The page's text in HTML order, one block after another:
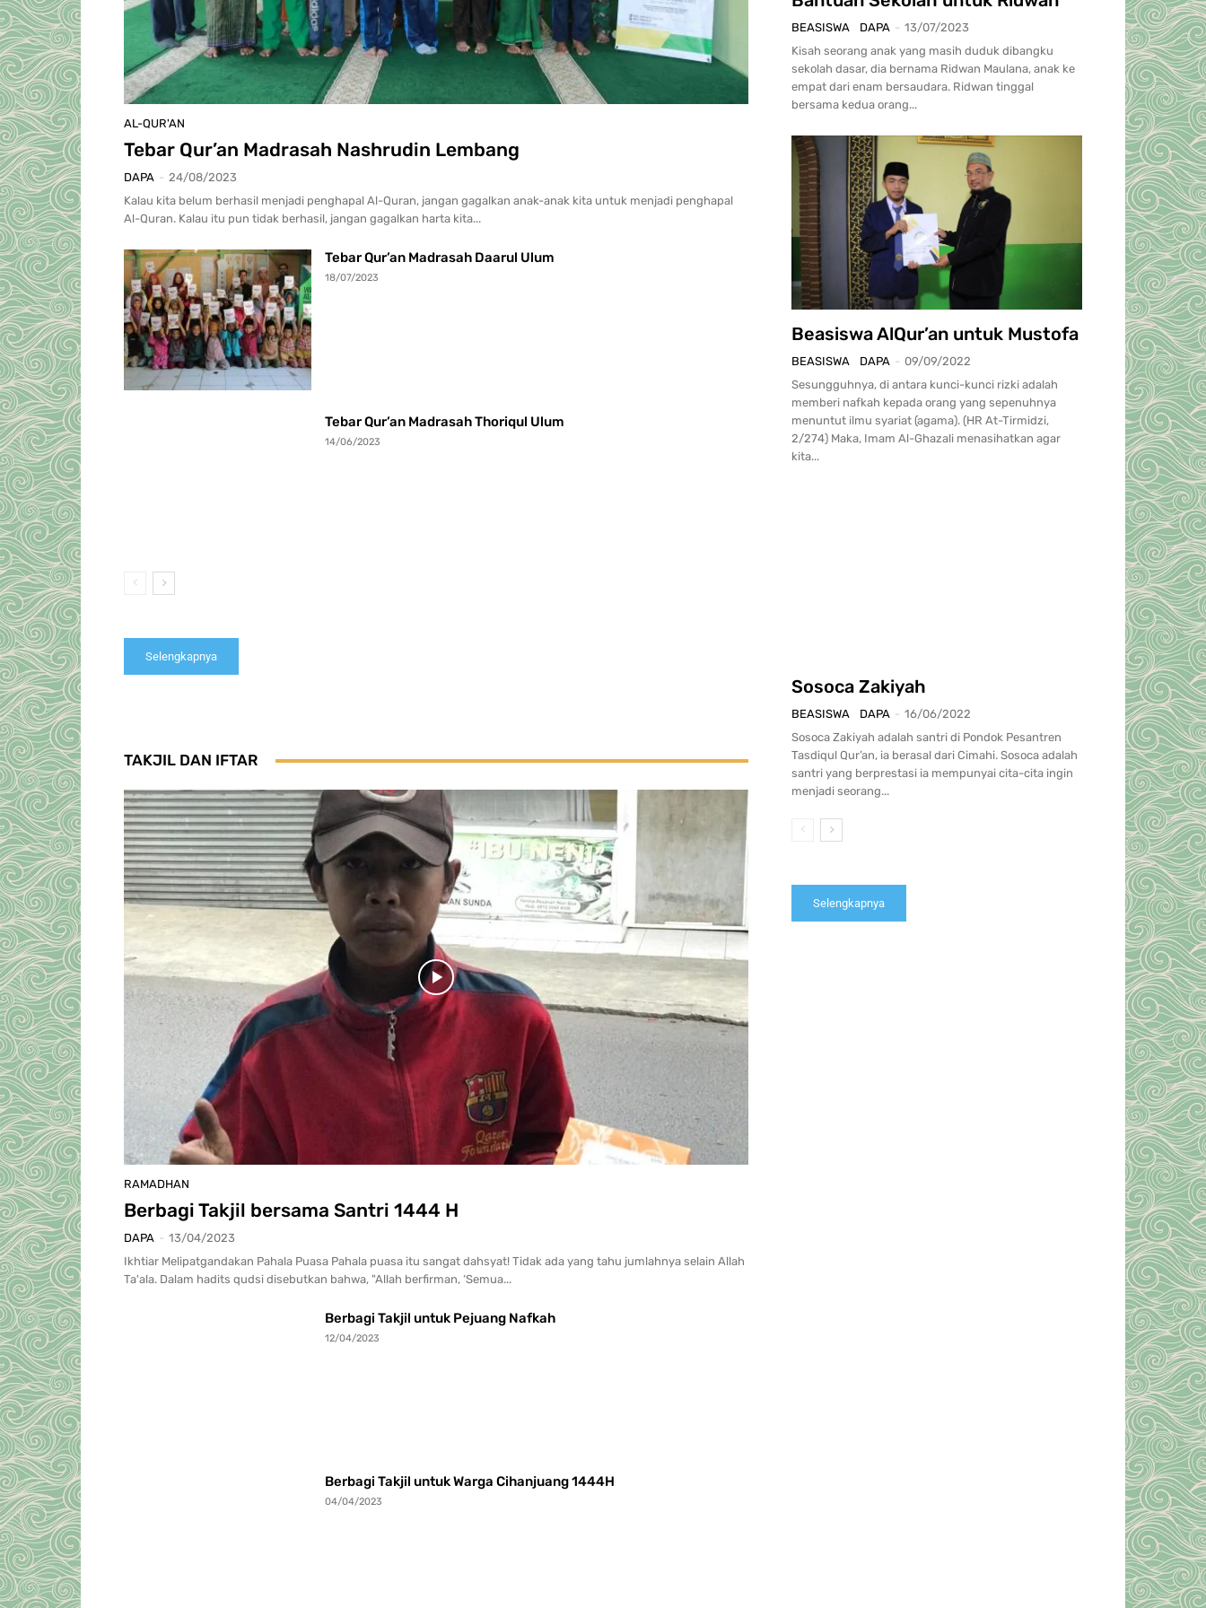
AL-QUR'AN
Tebar Qur’an Madrasah Nashrudin Lembang
DAPA - 24/08/2023
Kalau kita belum berhasil menjadi penghapal Al-Quran, jangan gagalkan anak-anak kita untuk menjadi penghapal
Al-Quran. Kalau itu pun tidak berhasil, jangan gagalkan harta kita...
Tebar Qur’an Madrasah Daarul Ulum
18/07/2023
Tebar Qur’an Madrasah Thoriqul Ulum
14/06/2023
Selengkapnya
TAKJIL DAN IFTAR
RAMADHAN
Berbagi Takjil bersama Santri 1444 H
DAPA - 13/04/2023
Ikhtiar Melipatgandakan Pahala Puasa Pahala puasa itu sangat dahsyat! Tidak ada yang tahu jumlahnya selain Allah
Ta'ala. Dalam hadits qudsi disebutkan bahwa, "Allah berfirman, ‘Semua...
Berbagi Takjil untuk Pejuang Nafkah
12/04/2023
Berbagi Takjil untuk Warga Cihanjuang 1444H
04/04/2023
BEASISWA DAPA - 13/07/2023
Kisah seorang anak yang masih duduk dibangku
sekolah dasar, dia bernama Ridwan Maulana, anak ke
empat dari enam bersaudara. Ridwan tinggal
bersama kedua orang...
Beasiswa AlQur’an untuk Mustofa
BEASISWA DAPA - 09/09/2022
Sesungguhnya, di antara kunci-kunci rizki adalah
memberi nafkah kepada orang yang sepenuhnya
menuntut ilmu syariat (agama). (HR At-Tirmidzi,
2/274) Maka, Imam Al-Ghazali menasihatkan agar
kita...
Sosoca Zakiyah
BEASISWA DAPA - 16/06/2022
Sosoca Zakiyah adalah santri di Pondok Pesantren
Tasdiqul Qur’an, ia berasal dari Cimahi. Sosoca adalah
santri yang berprestasi ia mempunyai cita-cita ingin
menjadi seorang...
Selengkapnya